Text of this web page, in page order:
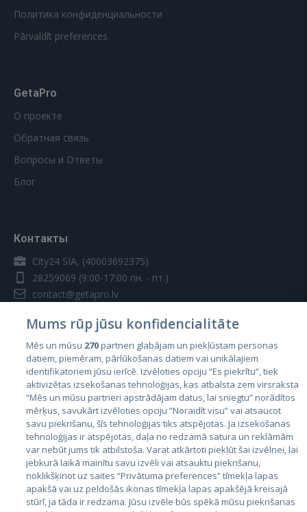
Политика конфиденциальности
Pārvaldīt preferences
GetaPro
О проекте
Обратная связь
Вопросы и Ответы
Блог
Контакты
City24 SIA, (40003692375)
28259069 (9:00-17:00 пн. - пт.)
contact@getapro.lv
Страны
Эстония
Латвия
Литва
Mums rūp jūsu konfidencialitāte
Mēs un mūsu 270partneri glabājam un piekļūstam personas
datiem, piemēram, pārlūkošanas datiem vai unikālajiem
identifikatoriem jūsu ierīcē. Izvēloties opciju “Es piekrītu”, tiek
aktivizētas izsekošanas tehnoloģijas, kas atbalsta zem virsraksta
“Mēs un mūsu partneri apstrādājam datus, lai sniegtu” norādītos
mērķus, savukārt izvēloties opciju “Noraidīt visu” vai atsaucot
savu piekrišanu, šīs tehnoloģijas tiks atspējotas. Ja izsekošanas
tehnoloģijas ir atspējotas, daļa no redzamā satura un reklāmām
var nebūt jums tik atbilstoša. Varat atkārtoti piekļūt šai izvēlnei, lai
jebkurā laikā mainītu savu izvēli vai atsauktu piekrišanu,
noklikšķinot uz saites “Privātuma preferences” tīmekļa lapas
apakšā vai uz peldošās ikonas tīmekļa lapas apakšējā kreisajā
stūrī, ja tāda ir redzama. Jūsu izvēle būs spēkā mūsu piekrišanas